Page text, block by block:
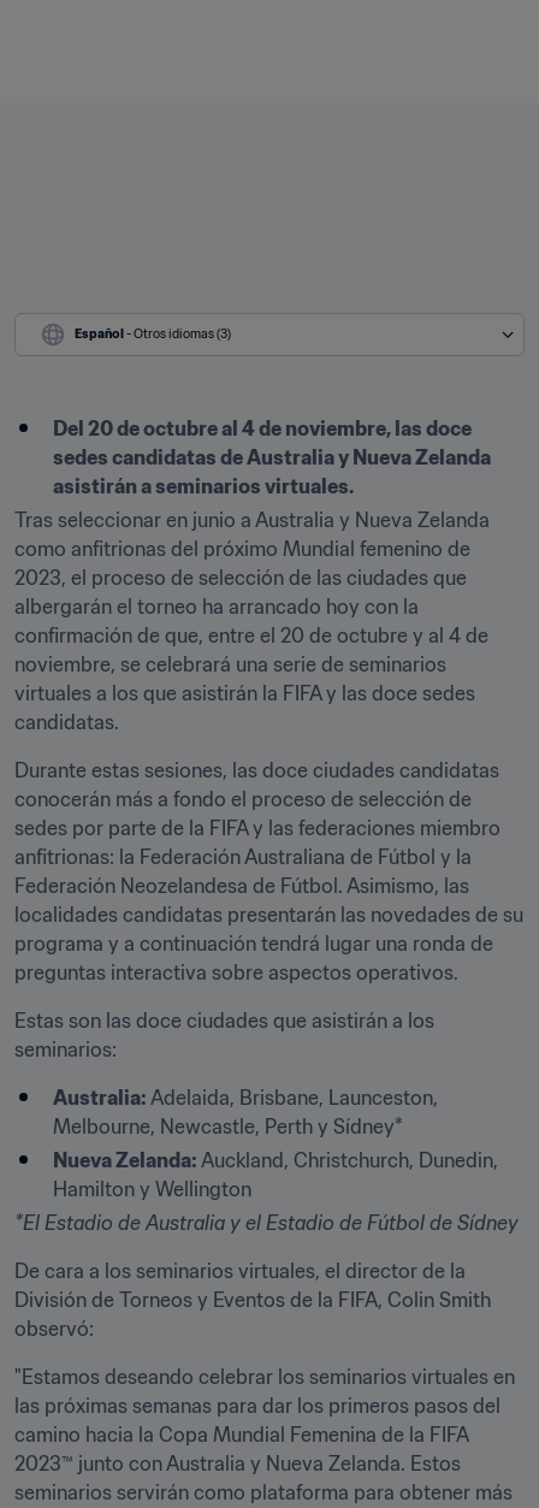
Español - Otros idiomas (3)
Del 20 de octubre al 4 de noviembre, las doce
sedes candidatas de Australia y Nueva Zelanda
asistirán a seminarios virtuales.
Tras seleccionar en junio a Australia y Nueva Zelanda
como anfitrionas del próximo Mundial femenino de
2023, el proceso de selección de las ciudades que
albergarán el torneo ha arrancado hoy con la
confirmación de que, entre el 20 de octubre y al 4 de
noviembre, se celebrará una serie de seminarios
virtuales a los que asistirán la FIFA y las doce sedes
candidatas.
Durante estas sesiones, las doce ciudades candidatas
conocerán más a fondo el proceso de selección de
sedes por parte de la FIFA y las federaciones miembro
anfitrionas: la Federación Australiana de Fútbol y la
Federación Neozelandesa de Fútbol. Asimismo, las
localidades candidatas presentarán las novedades de su
programa y a continuación tendrá lugar una ronda de
preguntas interactiva sobre aspectos operativos.
Estas son las doce ciudades que asistirán a los
seminarios:
Australia: Adelaida, Brisbane, Launceston,
Melbourne, Newcastle, Perth y Sídney*
Nueva Zelanda: Auckland, Christchurch, Dunedin,
Hamilton y Wellington
*El Estadio de Australia y el Estadio de Fútbol de Sídney
De cara a los seminarios virtuales, el director de la
División de Torneos y Eventos de la FIFA, Colin Smith
observó:
"Estamos deseando celebrar los seminarios virtuales en
las próximas semanas para dar los primeros pasos del
camino hacia la Copa Mundial Femenina de la FIFA
2023™ junto con Australia y Nueva Zelanda. Estos
seminarios servirán como plataforma para obtener más